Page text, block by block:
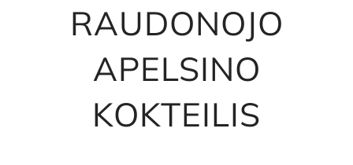
RAUDONOJO
APELSINO
KOKTEILIS